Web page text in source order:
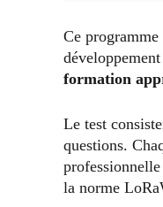
Ce
formation
Le test
questions.
la norme